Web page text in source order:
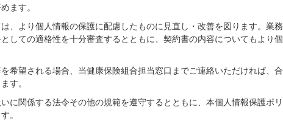
ます。
、より個人情報の保護に配慮したものに見直し・改善を図ります。業務
しての適格性を十分審査するとともに、契約書の内容についてもより個
希望される場合、当健康保険組合担当窓口までご連絡いただければ、合
す。
に関係する法令その他の規範を遵守するとともに、本個人情報保護ポリ
。